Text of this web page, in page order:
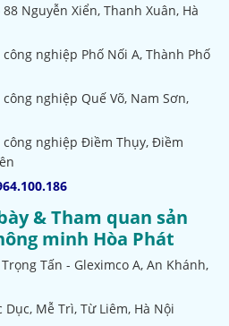
88 Nguyễn Xiển, Thanh Xuân, Hà
công nghiệp Phố Nối A, Thành Phố
công nghiệp Quế Võ, Nam Sơn,
công nghiệp Điềm Thụy, Điềm
& Tham quan sản
minh Hòa Phát
Trọng Tấn - Gleximco A, An Khánh,
Mễ Trì, Từ Liêm, Hà Nội